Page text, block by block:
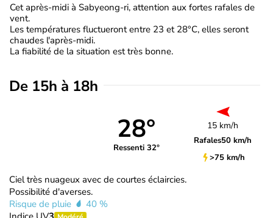
Cet après-midi à Sabyeong-ri, attention aux fortes rafales de
vent.
Les températures fluctueront entre 23 et 28°C, elles seront
chaudes l'après-midi.
La fiabilité de la situation est très bonne.
De 15h à 18h
28°
Ressenti 32°
15 km/h
Rafales50 km/h
>75 km/h
Ciel très nuageux avec de courtes éclaircies.
Possibilité d'averses.
Risque de pluie
40 %